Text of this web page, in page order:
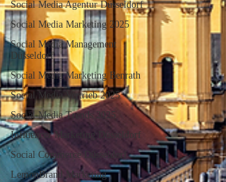
Social Media Agentur Düsseldorf
Social Media Marketing 2025
Social Media Management
Düsseldorf
Social Media Marketing Benrath
Social Media Vertrieb 2025
Social Media Trends 2025
Influencer Marketing Düsseldorf
Social Commerce Düsseldorf
LemonBrand Marketing